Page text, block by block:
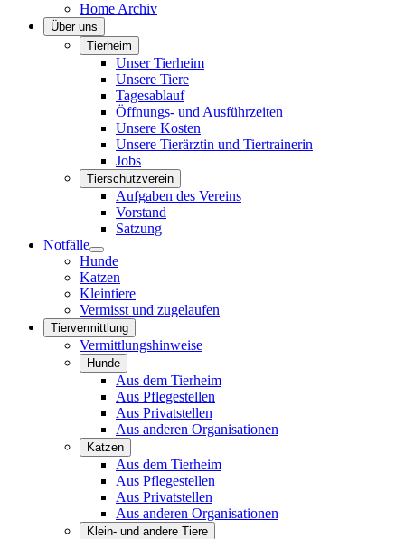
Home Archiv
Über uns
Tierheim
Unser Tierheim
Unsere Tiere
Tagesablauf
Öffnungs- und Ausführzeiten
Unsere Kosten
Unsere Tierärztin und Tiertrainerin
Jobs
Tierschutzverein
Aufgaben des Vereins
Vorstand
Satzung
Notfälle
Hunde
Katzen
Kleintiere
Vermisst und zugelaufen
Tiervermittlung
Vermittlungshinweise
Hunde
Aus dem Tierheim
Aus Pflegestellen
Aus Privatstellen
Aus anderen Organisationen
Katzen
Aus dem Tierheim
Aus Pflegestellen
Aus Privatstellen
Aus anderen Organisationen
Klein- und andere Tiere